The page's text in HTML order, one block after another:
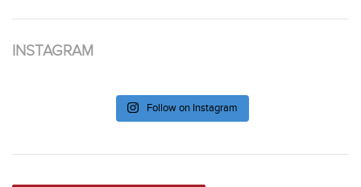
INSTAGRAM
Follow on Instagram